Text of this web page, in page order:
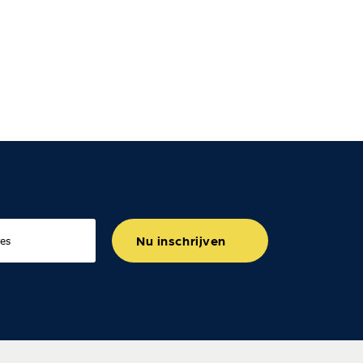
Nu inschrijven